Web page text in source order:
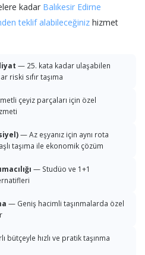
kadar Balıkesir Edirne
teklif alabileceğiniz hizmet
— 25. kata kadar ulaşabilen
riski sıfır taşıma
çeyiz parçaları için özel
— Az eşyanız için aynı rota
taşıma ile ekonomik çözüm
— Studüo ve 1+1
— Geniş hacimli taşınmalarda özel
bütçeyle hızlı ve pratik taşınma